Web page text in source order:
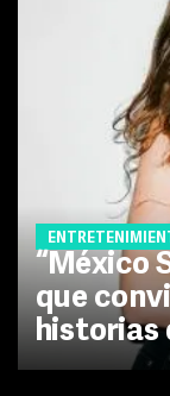
“México
que
historias